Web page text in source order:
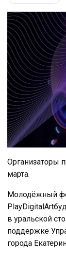
Организаторы
марта.
Молодёжный
в уральской
поддержке
города